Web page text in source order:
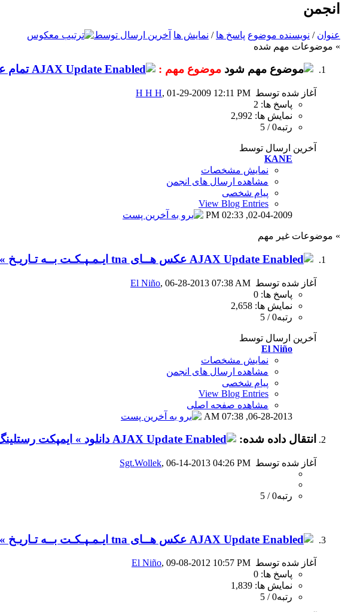
انجمن
عنوان / نویسنده موضوع پاسخ ها / نمایش ها آخرین ارسال توسط
» موضوعات مهم شده
موضوع مهم : تمام
آغاز شده توسط H H H, 01-29-2009 12:11 PM
پاسخ ها: 2
نمایش ها: 2,992
رتبه0 / 5
آخرین ارسال توسط
KANE
نمایش مشخصات
مشاهده ارسال های انجمن
پیام شخصی
View Blog Entries
02-04-2009,
02:33 PM
» موضوعات غیر مهم
عكس هــای tna ايـمـپـكـت بــه تـاريـخ » 27 جون 2013
آغاز شده توسط El Niño, 06-28-2013 07:38 AM
پاسخ ها: 0
نمایش ها: 2,658
رتبه0 / 5
آخرین ارسال توسط
El Niño
نمایش مشخصات
مشاهده ارسال های انجمن
پیام شخصی
View Blog Entries
مشاهده صفحه اصلی
06-28-2013,
07:38 AM
انتقال داده شده: دانلود » ایمپکت رستلینگ « 13 جـون 2013 (لینک
آغاز شده توسط Sgt.Wollek, 06-14-2013 04:26 PM
رتبه0 / 5
عكس هــای tna ايـمـپـكـت بــه تـاريـخ » 6 سپتامبر 2012
آغاز شده توسط El Niño, 09-08-2012 10:57 PM
پاسخ ها: 0
نمایش ها: 1,839
رتبه0 / 5